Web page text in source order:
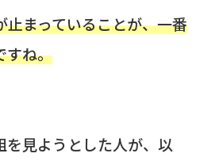
まっていることが、一番
すね。
見ようとした人が、以